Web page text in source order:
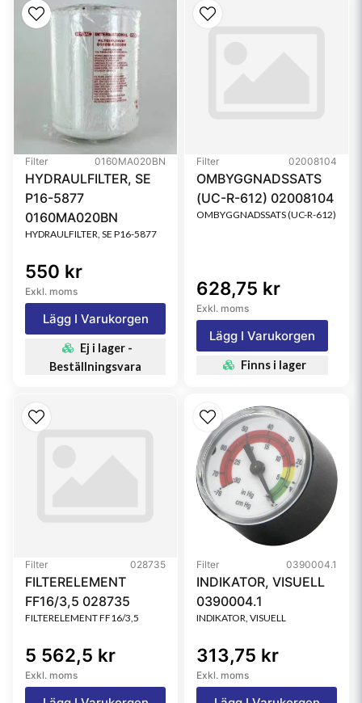
Media Type Cellulose, Meltblown
Filter 0160MA020BN
HYDRAULFILTER, SE
P16-5877
0160MA020BN
HYDRAULFILTER, SE P16-5877
550 kr
Exkl. moms
Lägg I Varukorgen
Ej i lager -
Beställningsvara
Filter 02008104
OMBYGGNADSSATS
(UC-R-612) 02008104
OMBYGGNADSSATS (UC-R-612)
628,75 kr
Exkl. moms
Lägg I Varukorgen
Finns i lager
Filter 028735
FILTERELEMENT
FF16/3,5 028735
FILTERELEMENT FF16/3,5
5 562,5 kr
Exkl. moms
Filter 0390004.1
INDIKATOR, VISUELL
0390004.1
INDIKATOR, VISUELL
313,75 kr
Exkl. moms